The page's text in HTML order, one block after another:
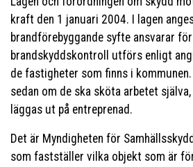
kraft den 1 januari 2004. I lagen
brandförebyggande syfte ansvarar
brandskyddskontroll utförs enligt
de fastigheter som finns i
sedan om de ska sköta arbetet
läggas ut på entreprenad.
Det är Myndigheten för
som fastställer vilka objekt som är